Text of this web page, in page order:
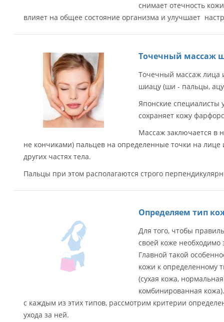
снимает отечность
влияет на общее состояние организма и улучшает
Точечный массаж
Точечный массаж лица
шиацу (ши - пальцы,
Японские специалисты
сохраняет кожу
Массаж заключается в
не кончиками) пальцев на определенные точки на
других частях тела.
Пальцы при этом располагаются строго
Определяем тип
Для того, чтобы
своей коже необходимо
Главной такой
кожи к определенному
(сухая кожа,
комбинированная
с каждым из этих типов, рассмотрим критерии
ухода за ней.